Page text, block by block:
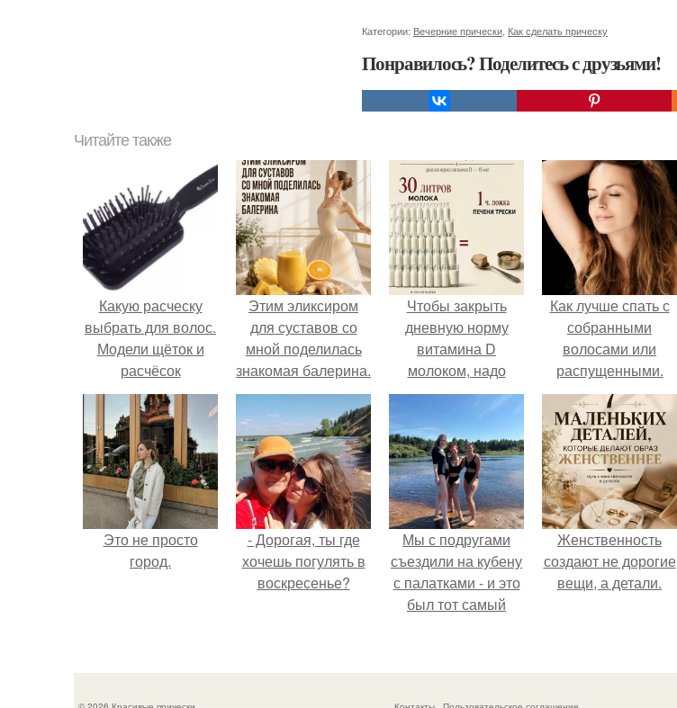
Категории: Вечерние прически Как сделать прическу
Понравилось? Поделитесь с друзьями!
Читайте также
Какую расческу
выбрать для волос.
Модели щёток и
расчёсок
Этим эликсиром
для суставов со
мной поделилась
знакомая балерина.
Чтобы закрыть
дневную норму
витамина D
молоком, надо
выпить 30 литров
чайную ложку
печени трески.
Как лучше спать с
собранными
волосами или
распущенными.
Эффективный уход
за волосами перед
сном для их
ночного
восстановления
Это не просто
город.
- Дорогая, ты где
хочешь погулять в
воскресенье?
Мы с подругами
съездили на кубену
с палатками - и это
был тот самый
смеёшься,
Женственность
создают не дорогие
вещи, а детали.